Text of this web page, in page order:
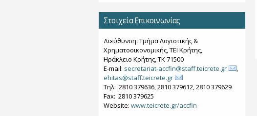
Στοιχεία Επικοινωνίας
Διεύθυνση: Τμήμα Λογιστικής &
Χρηματοοικονομικής, ΤΕΙ Κρήτης,
Ηράκλειο Κρήτης, ΤΚ 71500
E-mail: secretariat-accfin@staff.teicrete.gr
,
ehitas@staff.teicrete.gr
Tηλ: 2810 379636, 2810 379612, 2810 379629
Fax: 2810 379625
Website: www.teicrete.gr/accfin